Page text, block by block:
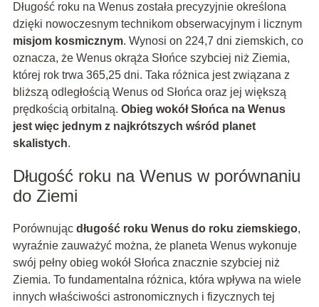
Długość roku na Wenus została precyzyjnie określona
dzięki nowoczesnym technikom obserwacyjnym i licznym
misjom kosmicznym. Wynosi on 224,7 dni ziemskich, co
oznacza, że Wenus okrąża Słońce szybciej niż Ziemia,
której rok trwa 365,25 dni. Taka różnica jest związana z
bliższą odległością Wenus od Słońca oraz jej większą
prędkością orbitalną. Obieg wokół Słońca na Wenus
jest więc jednym z najkrótszych wśród planet
skalistych.
Długość roku na Wenus w porównaniu
do Ziemi
Porównując długość roku Wenus do roku ziemskiego,
wyraźnie zauważyć można, że planeta Wenus wykonuje
swój pełny obieg wokół Słońca znacznie szybciej niż
Ziemia. To fundamentalna różnica, która wpływa na wiele
innych właściwości astronomicznych i fizycznych tej